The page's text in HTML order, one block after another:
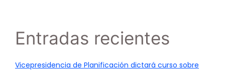
Entradas recientes
Vicepresidencia de Planificación dictará curso sobre